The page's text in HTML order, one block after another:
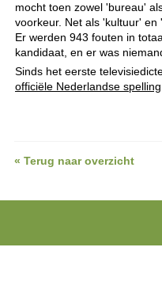
mocht toen zowel 'bureau'
voorkeur. Net als 'kultuur'
Er werden 943 fouten in
kandidaat, en er was
Sinds het eerste
officiële Nederlandse spelling
« Terug naar overzicht